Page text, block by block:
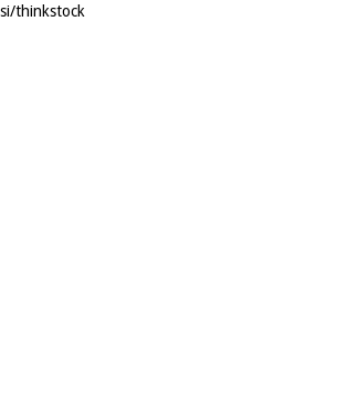
thinkstock